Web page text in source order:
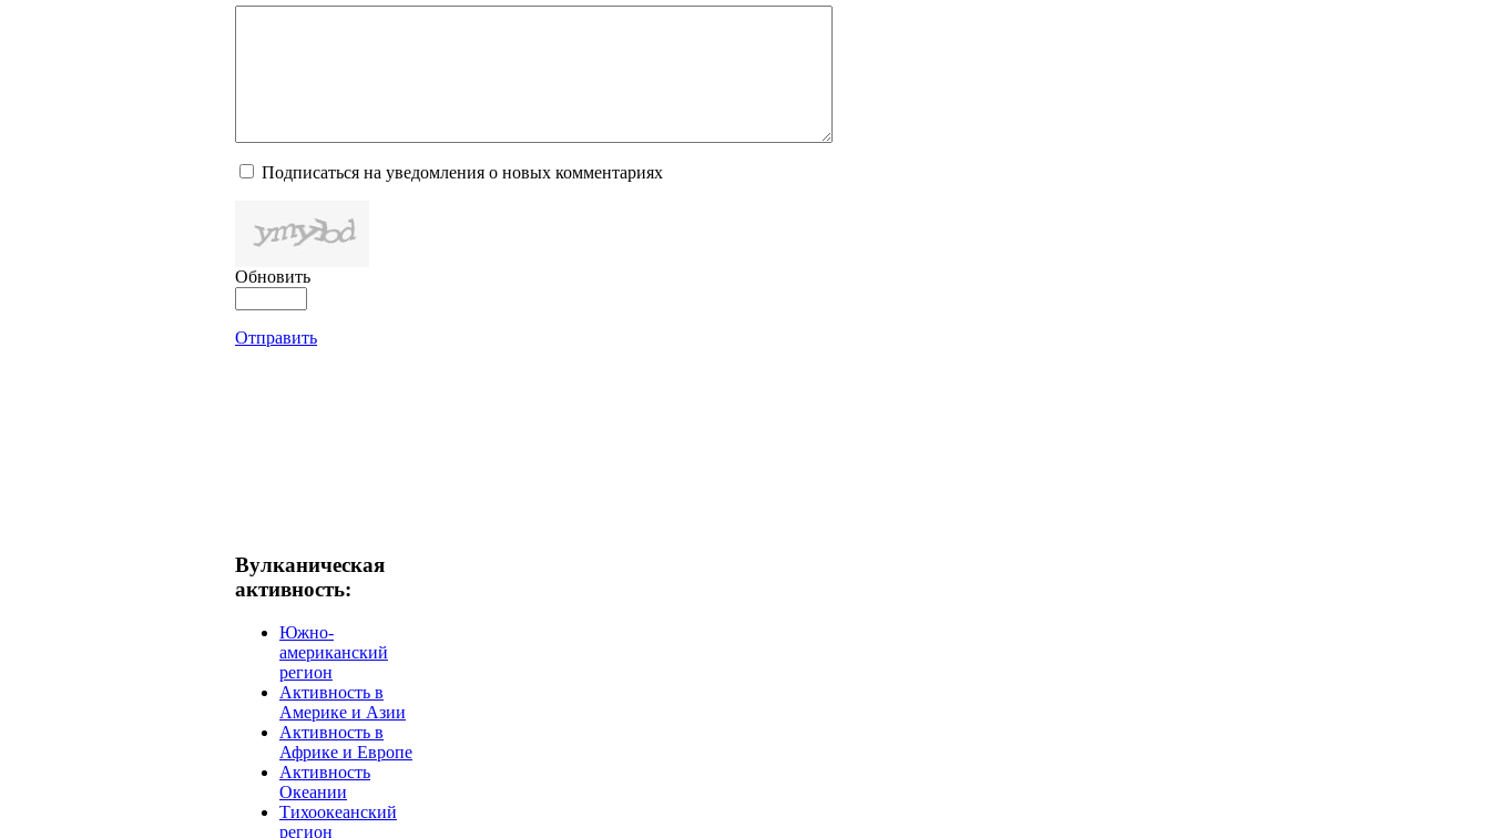
Подписаться на уведомления о новых комментариях
Обновить
Отправить
Вулканическая
активность:
Южно-
американский
регион
Активность в
Америке и Азии
Активность в
Африке и Европе
Активность
Океании
Тихоокеанский
регион